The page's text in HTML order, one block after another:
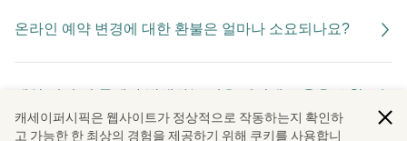
온라인 예약 변경에 대한 환불은 얼마나 소요되나요?
예약 변경 시 문제가 발생하는 경우 어디에 도움을 요청
하나요?
캐세이퍼시픽은 웹사이트가 정상적으로 작동하는지 확인하
고 가능한 한 최상의 경험을 제공하기 위해 쿠키를 사용합니